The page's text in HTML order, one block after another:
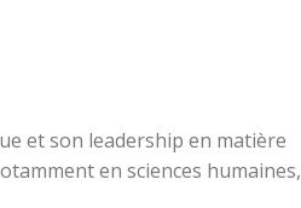
et son leadership en matière
en sciences humaines,